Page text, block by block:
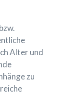
Alter und
zu